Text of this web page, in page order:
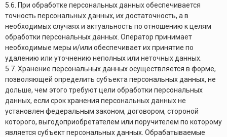
5.6. При обработке персональных данных обеспечивается
точность персональных данных, их достаточность, а в
необходимых случаях и актуальность по отношению к целям
обработки персональных данных. Оператор принимает
необходимые меры и/или обеспечивает их принятие по
удалению или уточнению неполных или неточных данных.
5.7. Хранение персональных данных осуществляется в форме,
позволяющей определить субъекта персональных данных, не
дольше, чем этого требуют цели обработки персональных
данных, если срок хранения персональных данных не
установлен федеральным законом, договором, стороной
которого, выгодоприобретателем или поручителем по которому
является субъект персональных данных. Обрабатываемые